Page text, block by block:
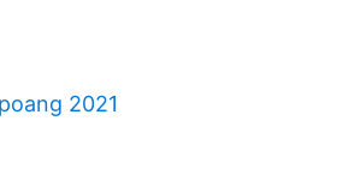
2021